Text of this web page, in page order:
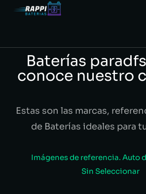
Baterías
conoce nuestro
Estas son las marcas,
de Baterías ideales para
Imágenes de referencia. Auto
Sin Seleccionar